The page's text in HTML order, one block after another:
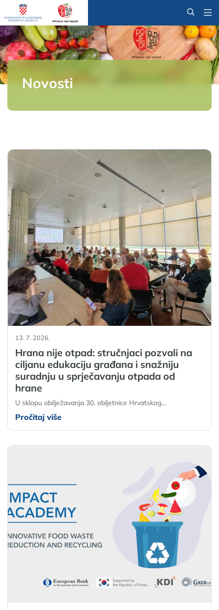
@
Novosti
13. 7. 2026.
Hrana nije otpad: stručnjaci pozvali na
ciljanu edukaciju građana i snažniju
suradnju u sprječavanju otpada od
hrane
U sklopu obilježavanja 30. obljetnice Hrvatskog…
Pročitaj više